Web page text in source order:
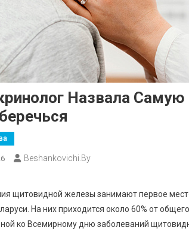
Назвала Самую
Beshankovichi.by
щитовидной железы занимают первое
На них приходится около 60% от
ко Всемирному дню заболеваний